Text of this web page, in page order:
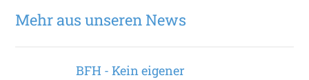
Mehr aus unseren News
BFH - Kein eigener